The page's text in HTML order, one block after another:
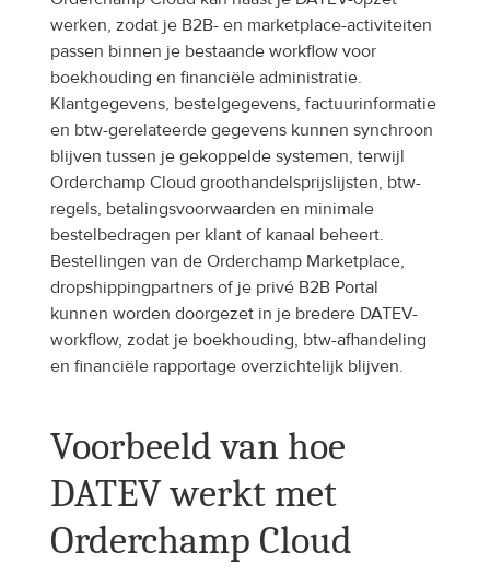
werken, zodat je B2B- en marketplace-activiteiten
passen binnen je bestaande workflow voor
boekhouding en financiële administratie.
Klantgegevens, bestelgegevens, factuurinformatie
en btw-gerelateerde gegevens kunnen synchroon
blijven tussen je gekoppelde systemen, terwijl
Orderchamp Cloud groothandelsprijslijsten, btw-
regels, betalingsvoorwaarden en minimale
bestelbedragen per klant of kanaal beheert.
Bestellingen van de Orderchamp Marketplace,
dropshippingpartners of je privé B2B Portal
kunnen worden doorgezet in je bredere DATEV-
workflow, zodat je boekhouding, btw-afhandeling
en financiële rapportage overzichtelijk blijven.
Voorbeeld van hoe
DATEV werkt met
Orderchamp Cloud